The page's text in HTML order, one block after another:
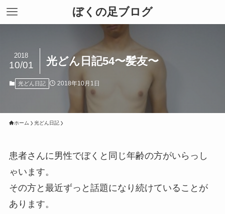
ぼくの足ブログ
光どん日記54〜髪友〜
2018
10/01
光どん日記 2018年10月1日
ホーム 光どん日記
患者さんに男性でぼくと同じ年齢の方がいらっし
ゃいます。
その方と最近ずっと話題になり続けていることが
あります。